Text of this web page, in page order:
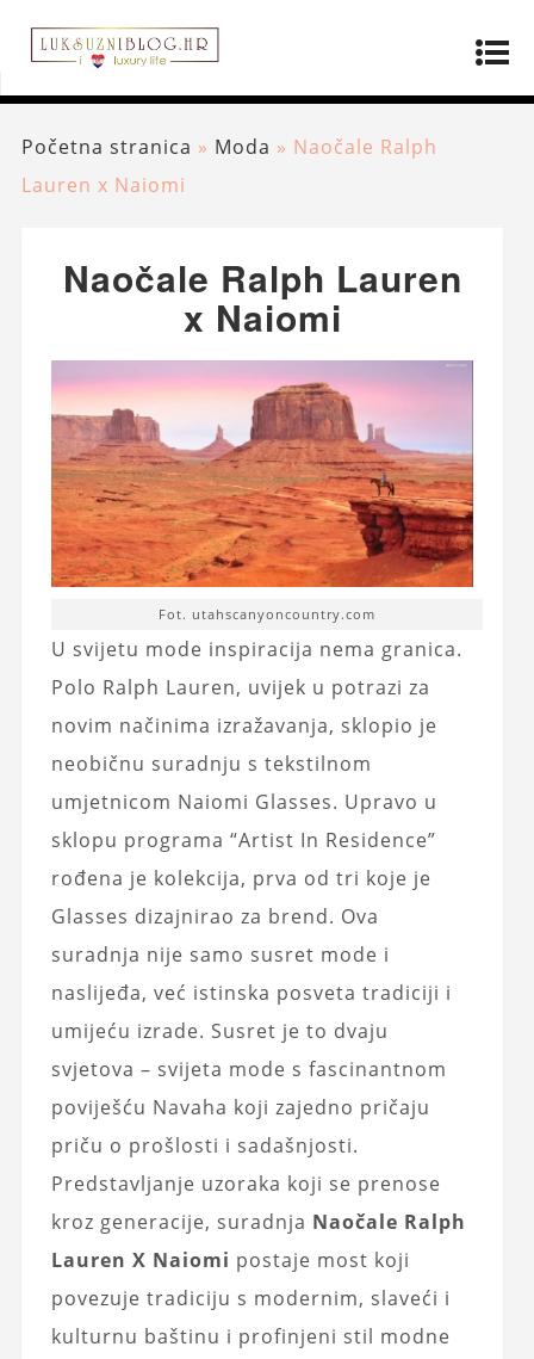
Početna stranica » Moda » Naočale Ralph
Lauren x Naiomi
Naočale Ralph Lauren
x Naiomi
Fot. utahscanyoncountry.com
U svijetu mode inspiracija nema granica.
Polo Ralph Lauren, uvijek u potrazi za
novim načinima izražavanja, sklopio je
neobičnu suradnju s tekstilnom
umjetnicom Naiomi Glasses. Upravo u
sklopu programa “Artist In Residence”
rođena je kolekcija, prva od tri koje je
Glasses dizajnirao za brend. Ova
suradnja nije samo susret mode i
naslijeđa, već istinska posveta tradiciji i
umijeću izrade. Susret je to dvaju
svjetova – svijeta mode s fascinantnom
poviješću Navaha koji zajedno pričaju
priču o prošlosti i sadašnjosti.
Predstavljanje uzoraka koji se prenose
kroz generacije, suradnja Naočale Ralph
Lauren X Naiomi postaje most koji
povezuje tradiciju s modernim, slaveći i
kulturnu baštinu i profinjeni stil modne